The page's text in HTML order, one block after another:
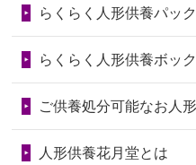
2026/06/28老後のこと
2026/06/28人形たちに
天...
2026/06/24今は亡き両
第71回人形供養祭令
第70回人形供養祭令
らくらく人形供養パッ
らくらく人形供養ボッ
ご供養処分可能なお人形
人形供養花月堂とは